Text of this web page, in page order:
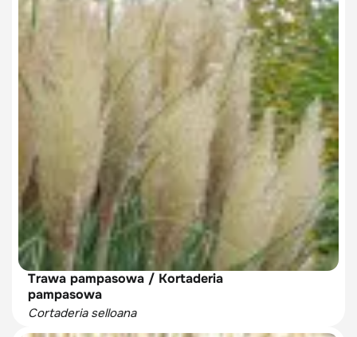
Trawa pampasowa / Kortaderia
pampasowa
Cortaderia selloana